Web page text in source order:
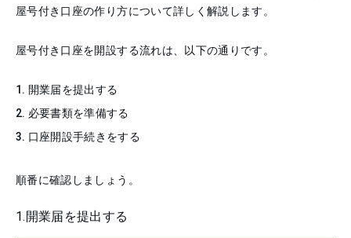
屋号付き口座の作り方について詳しく解説します。
屋号付き口座を開設する流れは、以下の通りです。
開業届を提出する
必要書類を準備する
口座開設手続きをする
順番に確認しましょう。
1.開業届を提出する